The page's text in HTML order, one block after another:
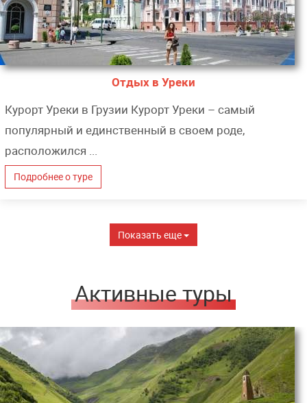
Отдых в Уреки
Курорт Уреки в Грузии Курорт Уреки – самый
популярный и единственный в своем роде,
расположился ...
Подробнее о туре
Показать еще
Активные туры